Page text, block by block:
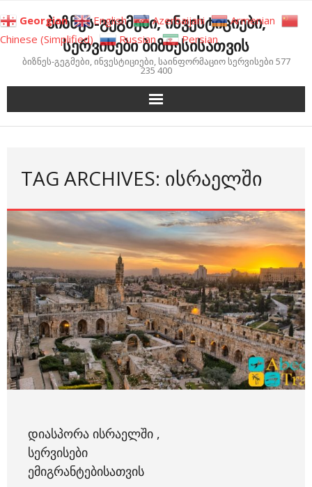
to
content
ბიზნეს-გეგმები, ინვესტიციები,
სერვისები ბიზნესისათვის
ბიზნეს-გეგმები, ინვესტიციები, საინფორმაციო სერვისები 577
235 400
TAG ARCHIVES: ᲘᲡᲠᲐᲔᲚᲨᲘ
ᲓᲘᲐᲡᲞᲝᲠᲐ ᲘᲡᲠᲐᲔᲚᲨᲘ ,
ᲡᲔᲠᲕᲘᲡᲔᲑᲘ
ᲔᲛᲘᲒᲠᲐᲜᲢᲔᲑᲘᲡᲐᲗᲕᲘᲡ
Georgian English Azerbaijani
Armenian
Chinese (Simplified)
Russian Persian